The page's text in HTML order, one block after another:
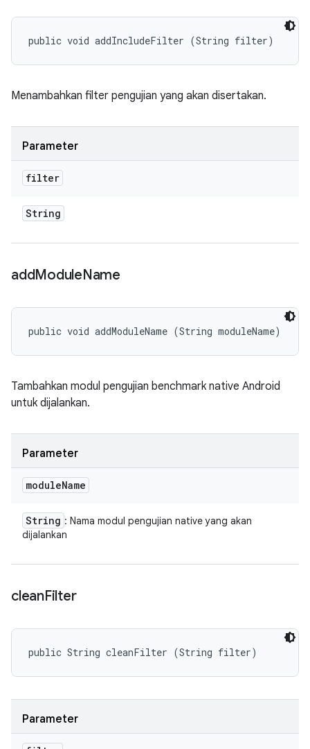
public void addIncludeFilter (String filter)
Menambahkan filter pengujian yang akan disertakan.
Parameter
filter
String
addModuleName
public void addModuleName (String moduleName)
Tambahkan modul pengujian benchmark native Android
untuk dijalankan.
Parameter
moduleName
String : Nama modul pengujian native yang akan
dijalankan
cleanFilter
public String cleanFilter (String filter)
Parameter